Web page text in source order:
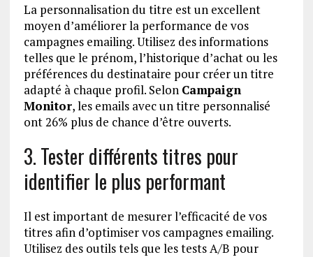
La personnalisation du titre est un excellent
moyen d’améliorer la performance de vos
campagnes emailing. Utilisez des informations
telles que le prénom, l’historique d’achat ou les
préférences du destinataire pour créer un titre
adapté à chaque profil. Selon Campaign
Monitor, les emails avec un titre personnalisé
ont 26% plus de chance d’être ouverts.
3. Tester différents titres pour
identifier le plus performant
Il est important de mesurer l’efficacité de vos
titres afin d’optimiser vos campagnes emailing.
Utilisez des outils tels que les tests A/B pour